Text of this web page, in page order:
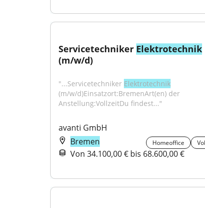
Servicetechniker Elektrotechnik
(m/w/d)
"...Servicetechniker Elektrotechnik
(m/w/d)Einsatzort:BremenArt(en) der
Anstellung:VollzeitDu findest..."
avanti GmbH
Bremen
Homeoffice
Von 34.100,00 € bis 68.600,00 €